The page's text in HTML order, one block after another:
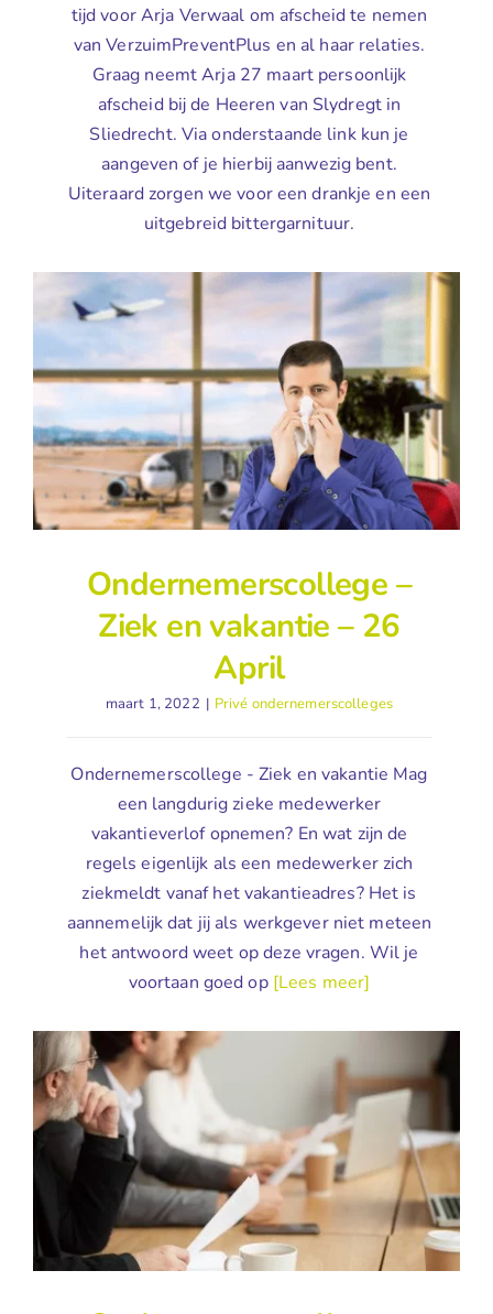
tijd voor Arja Verwaal om afscheid te nemen
van VerzuimPreventPlus en al haar relaties.
Graag neemt Arja 27 maart persoonlijk
afscheid bij de Heeren van Slydregt in
Sliedrecht. Via onderstaande link kun je
aangeven of je hierbij aanwezig bent.
Uiteraard zorgen we voor een drankje en een
uitgebreid bittergarnituur.
Ondernemerscollege –
Ziek en vakantie – 26
April
maart 1, 2022 | Privé ondernemerscolleges
Ondernemerscollege - Ziek en vakantie Mag
een langdurig zieke medewerker
vakantieverlof opnemen? En wat zijn de
regels eigenlijk als een medewerker zich
ziekmeldt vanaf het vakantieadres? Het is
aannemelijk dat jij als werkgever niet meteen
het antwoord weet op deze vragen. Wil je
voortaan goed op[Lees meer]